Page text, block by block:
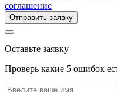
соглашение
Отправить заявку
Оставьте заявку
Проверь какие 5 ошибок